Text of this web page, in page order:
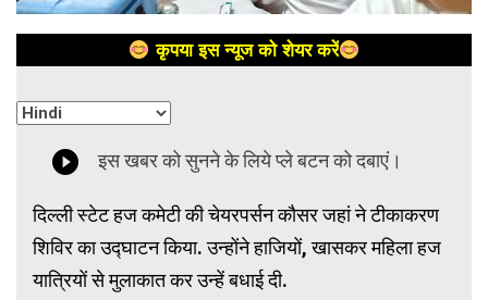
कृपया इस न्यूज को शेयर करें
दिल्ली स्टेट हज कमेटी की चेयरपर्सन कौसर जहां ने टीकाकरण
शिविर का उद्घाटन किया. उन्होंने हाजियों, खासकर महिला हज
यात्रियों से मुलाकात कर उन्हें बधाई दी.